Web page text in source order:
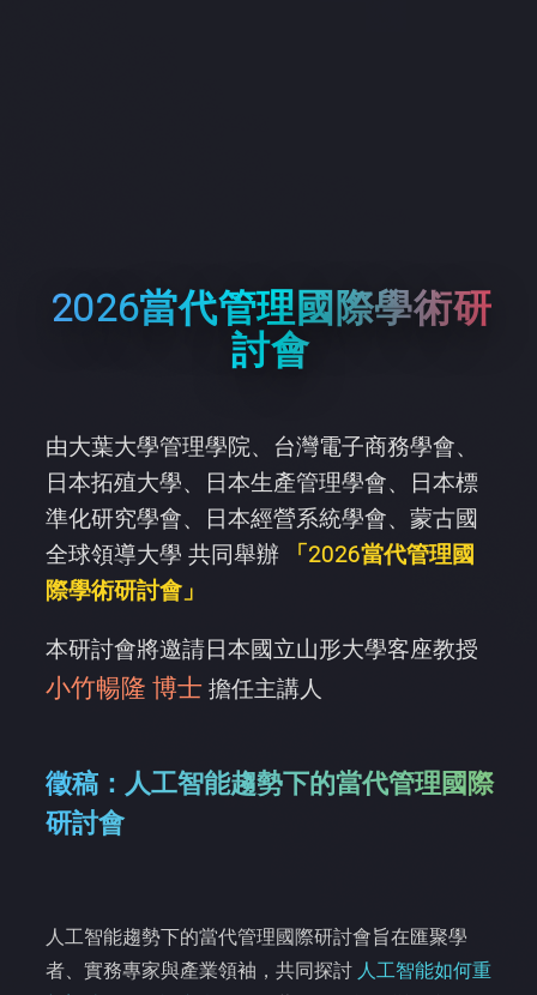
2026當代管理國際學術研
討會
由大葉大學管理學院、台灣電子商務學會、
日本拓殖大學、日本生產管理學會、日本標
準化研究學會、日本經營系統學會、蒙古國
全球領導大學 共同舉辦
「2026當代管理國
際學術研討會」
本研討會將邀請日本國立山形大學客座教授
小竹暢隆 博士 擔任主講人
徵稿：人工智能趨勢下的當代管理國際
研討會
人工智能趨勢下的當代管理國際研討會旨在匯聚學
者、實務專家與產業領袖，共同探討 人工智能如何重